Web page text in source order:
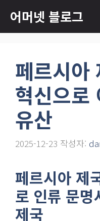
츠
어머넷 블로그
페르시아
혁신으로
유산
2025-12-23 작성자:
페르시아 제
로 인류 문명
제국